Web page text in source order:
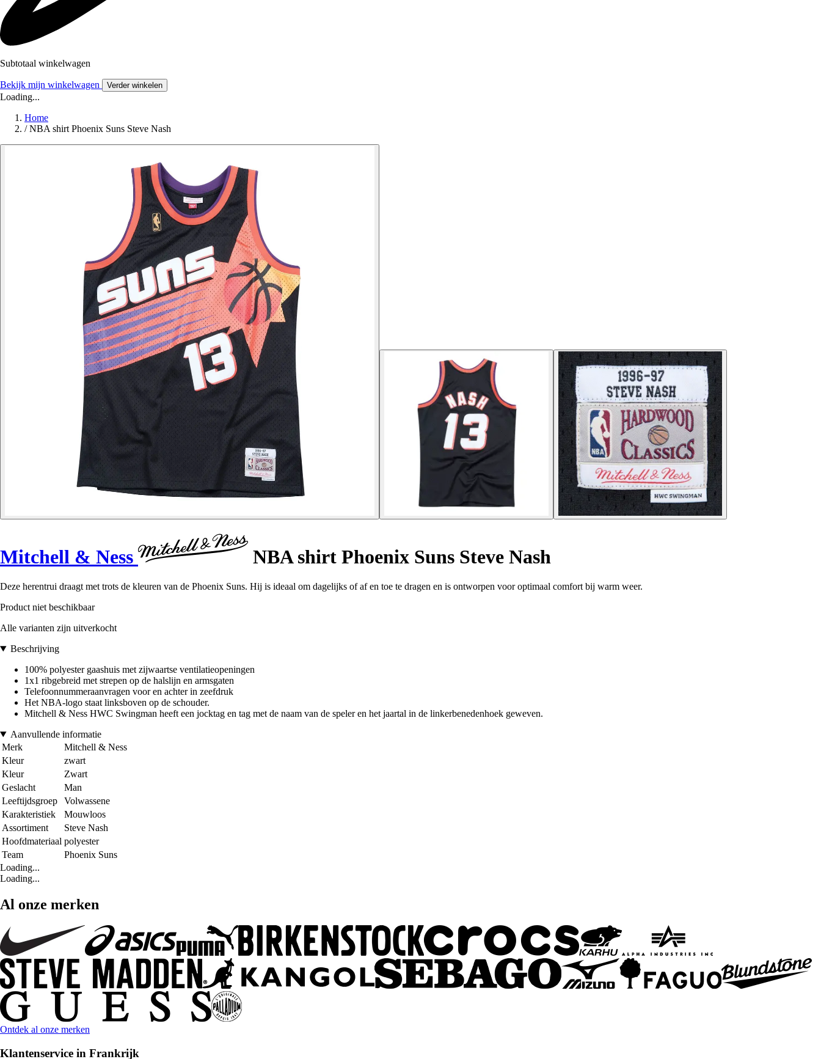
Subtotaal winkelwagen
Bekijk mijn winkelwagen Verder winkelen
Loading...
Home
/ NBA shirt Phoenix Suns Steve Nash
Mitchell & Ness NBA shirt Phoenix Suns Steve Nash
Deze herentrui draagt met trots de kleuren van de Phoenix Suns. Hij is ideaal om dagelijks of af en toe te dragen en is ontworpen voor optimaal comfort bij warm weer.
Product niet beschikbaar
Alle varianten zijn uitverkocht
Beschrijving
100% polyester gaashuis met zijwaartse ventilatieopeningen
1x1 ribgebreid met strepen op de halslijn en armsgaten
Telefoonnummeraanvragen voor en achter in zeefdruk
Het NBA-logo staat linksboven op de schouder.
Mitchell & Ness HWC Swingman heeft een jocktag en tag met de naam van de speler en het jaartal in de linkerbenedenhoek geweven.
Aanvullende informatie
Merk
Mitchell & Ness
Kleur
zwart
Kleur
Zwart
Geslacht
Man
Leeftijdsgroep
Volwassene
Karakteristiek
Mouwloos
Assortiment
Steve Nash
Hoofdmateriaal polyester
Team
Phoenix Suns
Loading...
Loading...
Al onze merken
Ontdek al onze merken
Klantenservice in Frankrijk